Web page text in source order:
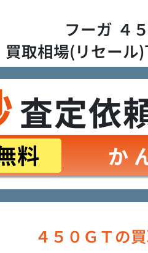
フーガ ４
買取相場(リセール
査定依
料 か
４５０ＧＴの